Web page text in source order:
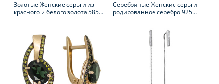
Золотые Женские серьги из
красного и белого золота 585
Серебряные Женские серьги
родированное серебро 925